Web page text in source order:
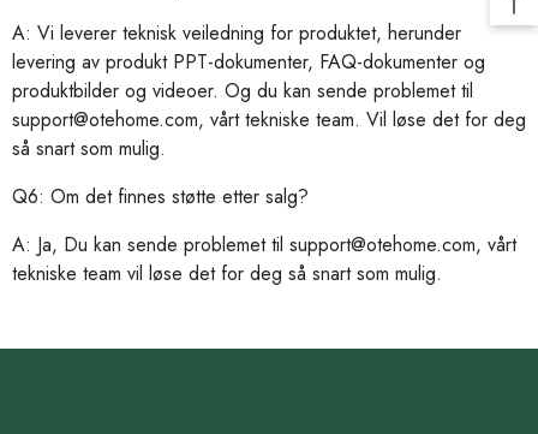
A: Vi leverer teknisk veiledning for produktet, herunder
levering av produkt PPT-dokumenter, FAQ-dokumenter og
produktbilder og videoer. Og du kan sende problemet til
support@otehome.com, vårt tekniske team. Vil løse det for deg
så snart som mulig.
Q6: Om det finnes støtte etter salg?
A: Ja, Du kan sende problemet til support@otehome.com, vårt
tekniske team vil løse det for deg så snart som mulig.